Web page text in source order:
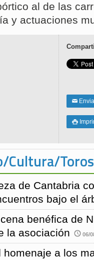
al de las
y actuaciones
✉

Cultura/Toros
de Cantabria
bajo el
benéfica de
la asociación
06/
a los